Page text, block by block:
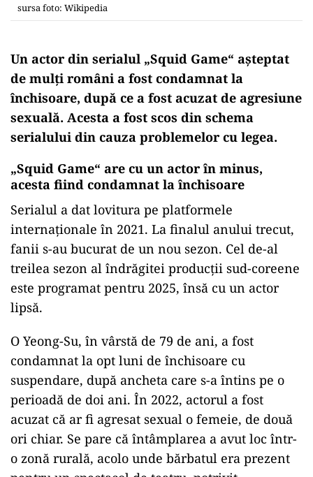
sursa foto: Wikipedia
Un actor din serialul „Squid Game“ așteptat
de mulți români a fost condamnat la
închisoare, după ce a fost acuzat de agresiune
sexuală. Acesta a fost scos din schema
serialului din cauza problemelor cu legea.
„Squid Game“ are cu un actor în minus,
acesta fiind condamnat la închisoare
Serialul a dat lovitura pe platformele
internaționale în 2021. La finalul anului trecut,
fanii s-au bucurat de un nou sezon. Cel de-al
treilea sezon al îndrăgitei producții sud-coreene
este programat pentru 2025, însă cu un actor
lipsă.
ad